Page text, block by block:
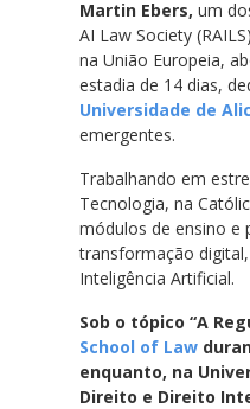
Martin Ebers, um
AI Law Society
na União Europeia,
estadia de 14 dias,
Universidade de
emergentes.
Trabalhando em
Tecnologia, na
módulos de ensino e
transformação
Inteligência Artificial.
Sob o tópico “A
School of Law
enquanto, na
Direito e Direito